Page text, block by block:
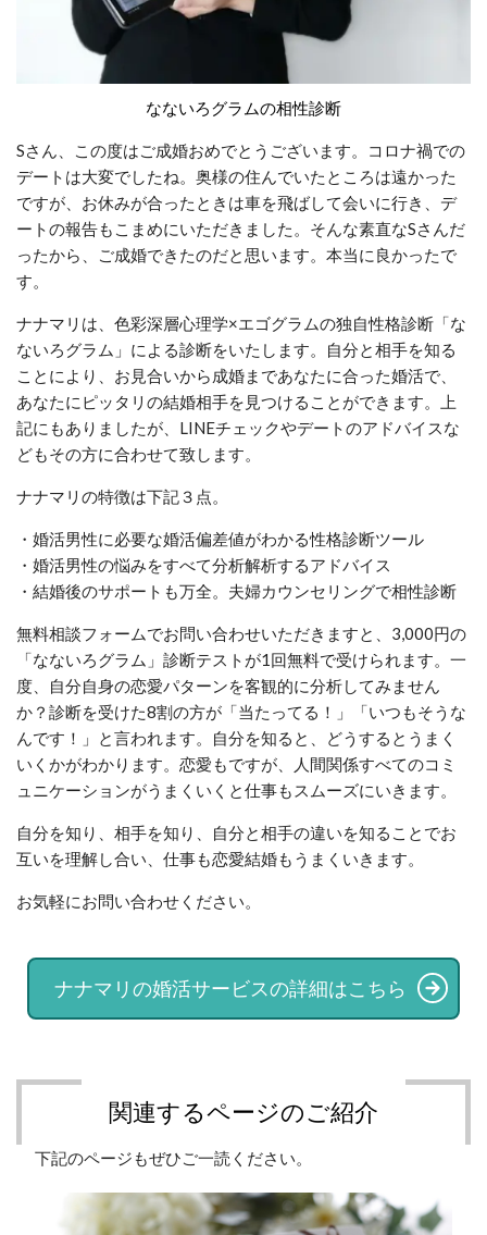
なないろグラムの相性診断
Sさん、この度はご成婚おめでとうございます。コロナ禍での
デートは大変でしたね。奥様の住んでいたところは遠かった
ですが、お休みが合ったときは車を飛ばして会いに行き、デ
ートの報告もこまめにいただきました。そんな素直なSさんだ
ったから、ご成婚できたのだと思います。本当に良かったで
す。
ナナマリは、色彩深層心理学×エゴグラムの独自性格診断「な
ないろグラム」による診断をいたします。自分と相手を知る
ことにより、お見合いから成婚まであなたに合った婚活で、
あなたにピッタリの結婚相手を見つけることができます。上
記にもありましたが、LINEチェックやデートのアドバイスな
どもその方に合わせて致します。
ナナマリの特徴は下記３点。
・婚活男性に必要な婚活偏差値がわかる性格診断ツール
・婚活男性の悩みをすべて分析解析するアドバイス
・結婚後のサポートも万全。夫婦カウンセリングで相性診断
無料相談フォームでお問い合わせいただきますと、3,000円の
「なないろグラム」診断テストが1回無料で受けられます。一
度、自分自身の恋愛パターンを客観的に分析してみません
か？診断を受けた8割の方が「当たってる！」「いつもそうな
んです！」と言われます。自分を知ると、どうするとうまく
いくかがわかります。恋愛もですが、人間関係すべてのコミ
ュニケーションがうまくいくと仕事もスムーズにいきます。
自分を知り、相手を知り、自分と相手の違いを知ることでお
互いを理解し合い、仕事も恋愛結婚もうまくいきます。
お気軽にお問い合わせください。
ナナマリの婚活サービスの詳細はこちら
関連するページのご紹介
下記のページもぜひご一読ください。